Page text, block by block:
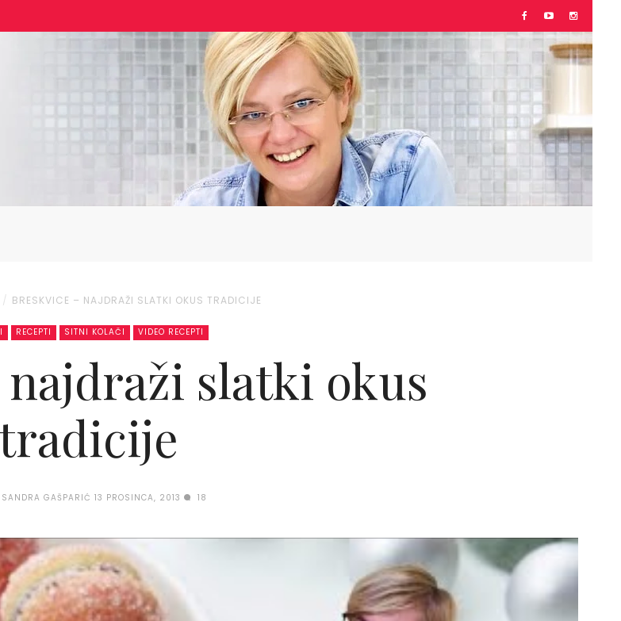
BRESKVICE – NAJDRAŽI SLATKI OKUS TRADICIJE
RECEPTI SITNI KOLAČI VIDEO RECEPTI
slatki okus
tradicije
SANDRA GAŠPARIĆ 13 PROSINCA, 2013 18